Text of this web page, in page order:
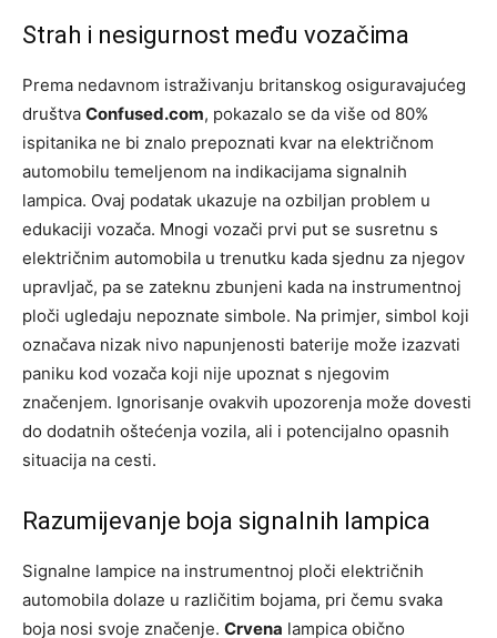
Strah i nesigurnost među vozačima
Prema nedavnom istraživanju britanskog osiguravajućeg
društva Confused.com, pokazalo se da više od 80%
ispitanika ne bi znalo prepoznati kvar na električnom
automobilu temeljenom na indikacijama signalnih
lampica. Ovaj podatak ukazuje na ozbiljan problem u
edukaciji vozača. Mnogi vozači prvi put se susretnu s
električnim automobila u trenutku kada sjednu za njegov
upravljač, pa se zateknu zbunjeni kada na instrumentnoj
ploči ugledaju nepoznate simbole. Na primjer, simbol koji
označava nizak nivo napunjenosti baterije može izazvati
paniku kod vozača koji nije upoznat s njegovim
značenjem. Ignorisanje ovakvih upozorenja može dovesti
do dodatnih oštećenja vozila, ali i potencijalno opasnih
situacija na cesti.
Razumijevanje boja signalnih lampica
Signalne lampice na instrumentnoj ploči električnih
automobila dolaze u različitim bojama, pri čemu svaka
boja nosi svoje značenje. Crvena lampica obično